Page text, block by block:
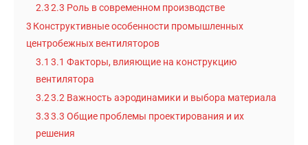
2.32.3 Роль в современном производстве
3 Конструктивные особенности промышленных
центробежных вентиляторов
3.1 3.1 Факторы, влияющие на конструкцию
вентилятора
3.23.2 Важность аэродинамики и выбора материала
3.33.3 Общие проблемы проектирования и их
решения